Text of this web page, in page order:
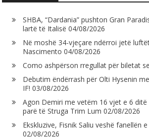
SHBA, “Dardania” pushton Gran
lartë të Italisë 04/08/2026
Në moshë 34-vjeçare ndërroi jetë
Nascimento 04/08/2026
Como ashpërson rregullat për biletat
Debutim ëndërrash për Olti Hysenin
IF! 03/08/2026
Agon Demiri me vetëm 16 vjet e 6
parë të Struga Trim Lum 02/08/2026
Ekskluzive, Fisnik Saliu veshë fanellën
02/08/2026